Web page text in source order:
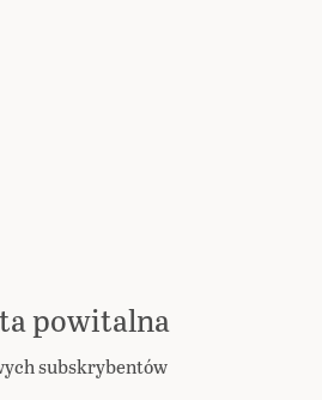
powitalna
subskrybentów